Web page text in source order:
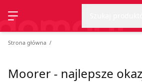
Przełącz menu
Strona główna